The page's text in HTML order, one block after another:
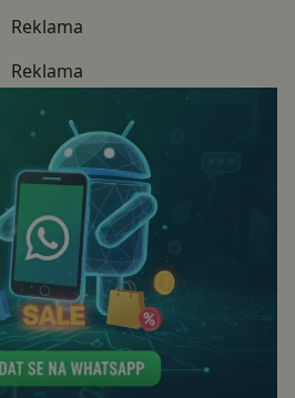
Reklama
Reklama